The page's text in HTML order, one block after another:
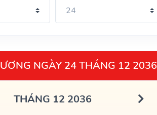
NGÀY 24 THÁNG 12 2036
THÁNG 12 2036